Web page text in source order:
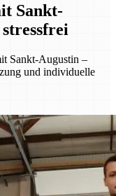
Sankt-
Sankt-Augustin –
und individuelle